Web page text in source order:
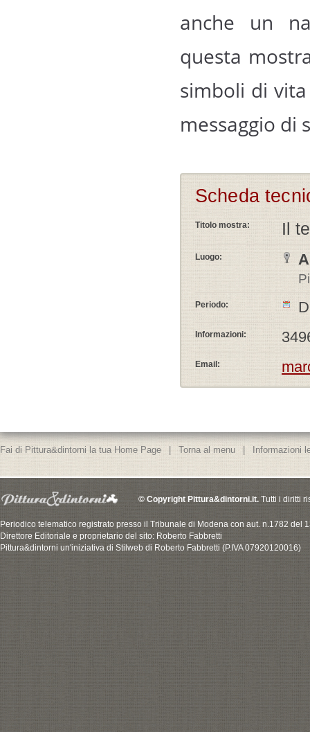
anche un
questa
simboli di
messaggio di
Scheda
Titolo mostra: Il
Luogo:
Periodo:
Informazioni:
Email:
Fai di Pittura&dintorni la tua Home Page | Torna al menu | Informazioni
© Copyright Pittura&dintorni.it. Tutti i diritti
Periodico telematico registrato presso il Tribunale di Modena con aut. n.1782
Direttore Editoriale e proprietario del sito: Roberto Fabbretti
Pittura&dintorni un'iniziativa di Stilweb di Roberto Fabbretti (P.IVA 07920120016)